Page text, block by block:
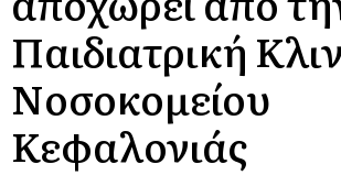
Παιδιατρική
Νοσοκομείου
Κεφαλονιάς